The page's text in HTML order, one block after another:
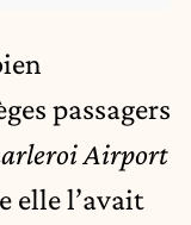
passagers
Airport
elle l’avait